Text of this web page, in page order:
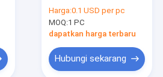
Circular Tapered
Long Mouth Quartz
Tube
Harga:0.1 USD per pc
MOQ:1 PC
dapatkan harga terbaru
Hubungi sekarang